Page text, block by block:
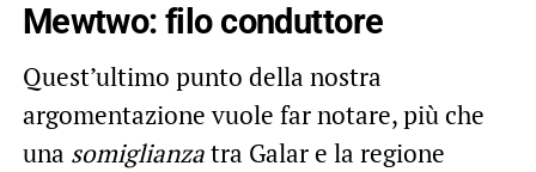
Mewtwo: filo conduttore
Quest’ultimo punto della nostra
argomentazione vuole far notare, più che
una somiglianzatra Galar e la regione